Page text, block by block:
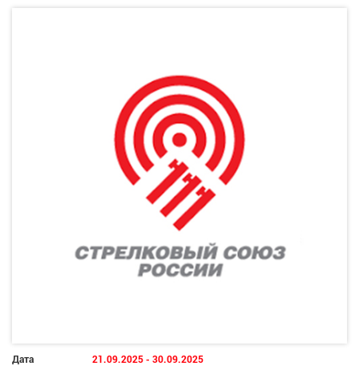
Дата
21.09.2025 - 30.09.2025